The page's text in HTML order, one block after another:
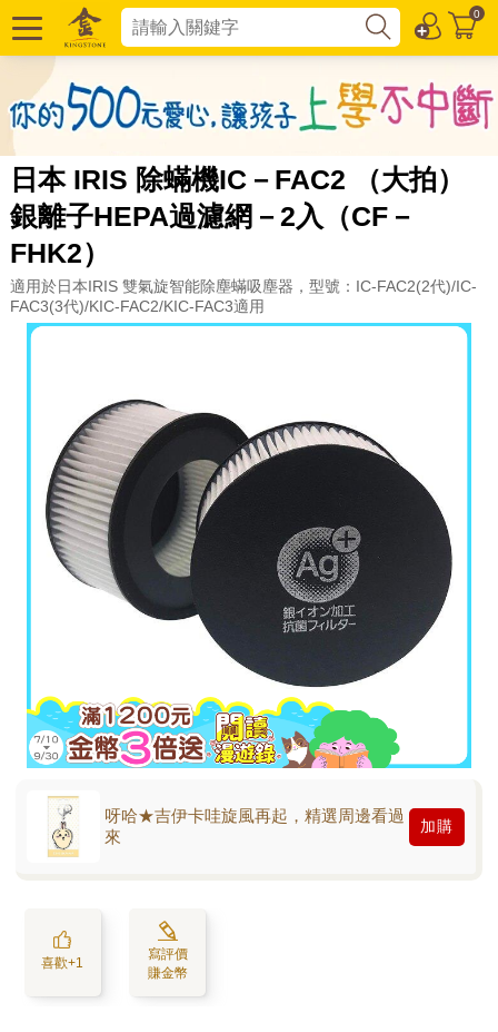
0
日本 IRIS 除蟎機IC－FAC2 （大拍）
銀離子HEPA過濾網－2入（CF－
FHK2）
適用於日本IRIS 雙氣旋智能除塵蟎吸塵器，型號：IC-FAC2(2代)/IC-
FAC3(3代)/KIC-FAC2/KIC-FAC3適用
呀哈★吉伊卡哇旋風再起，精選周邊看過
來
加購
喜歡+1
寫評價
賺金幣